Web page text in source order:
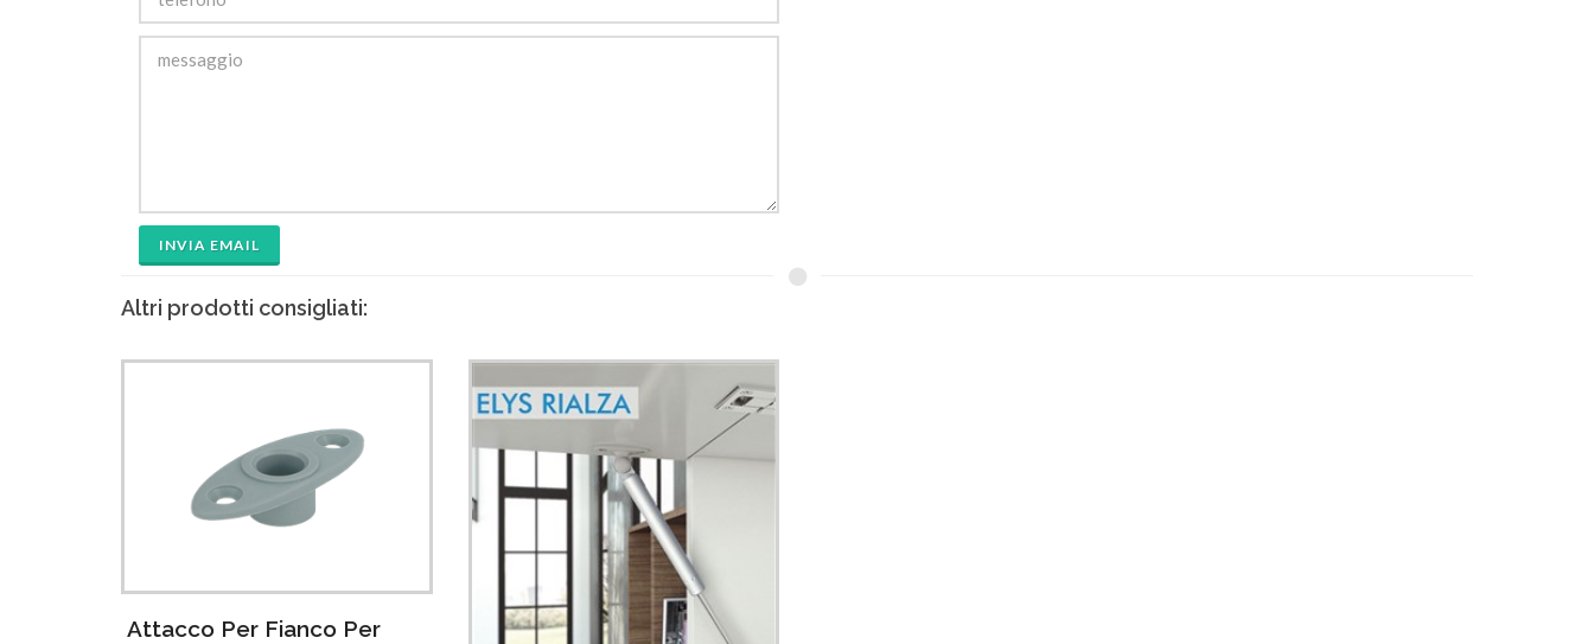
INVIA EMAIL
Altri prodotti consigliati:
Attacco Per Fianco Per